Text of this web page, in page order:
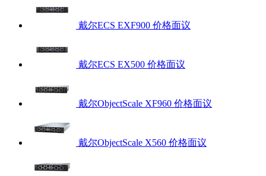
戴尔ECS EXF900 价格面议
戴尔ECS EX500 价格面议
戴尔ObjectScale XF960 价格面议
戴尔ObjectScale X560 价格面议